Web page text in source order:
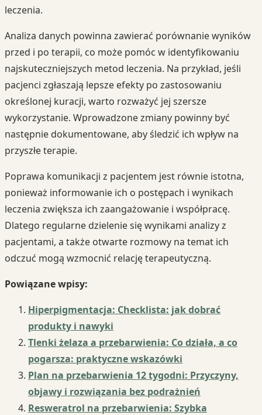
leczenia.
Analiza danych powinna zawierać porównanie wyników
przed i po terapii, co może pomóc w identyfikowaniu
najskuteczniejszych metod leczenia. Na przykład, jeśli
pacjenci zgłaszają lepsze efekty po zastosowaniu
określonej kuracji, warto rozważyć jej szersze
wykorzystanie. Wprowadzone zmiany powinny być
następnie dokumentowane, aby śledzić ich wpływ na
przyszłe terapie.
Poprawa komunikacji z pacjentem jest równie istotna,
ponieważ informowanie ich o postępach i wynikach
leczenia zwiększa ich zaangażowanie i współpracę.
Dlatego regularne dzielenie się wynikami analizy z
pacjentami, a także otwarte rozmowy na temat ich
odczuć mogą wzmocnić relację terapeutyczną.
Powiązane wpisy:
Hiperpigmentacja: Checklista: jak dobrać
produkty i nawyki
Tlenki żelaza a przebarwienia: Co działa, a co
pogarsza: praktyczne wskazówki
Plan na przebarwienia 12 tygodni: Przyczyny,
objawy i rozwiązania bez podrażnień
Resweratrol na przebarwienia: Szybka